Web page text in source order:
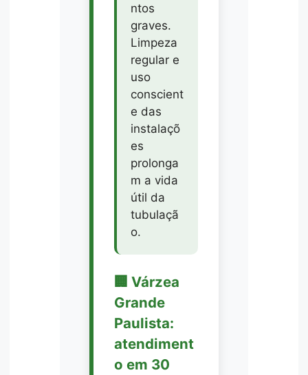
ntos
graves.
Limpeza
regular e
uso
conscient
e das
instalaçõ
es
prolonga
m a vida
útil da
tubulaçã
o.
🏢 Várzea
Grande
Paulista:
atendiment
o em 30